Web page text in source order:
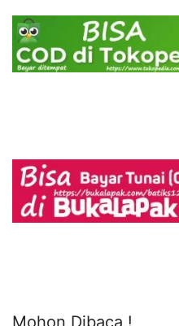
Mohon Dibaca !